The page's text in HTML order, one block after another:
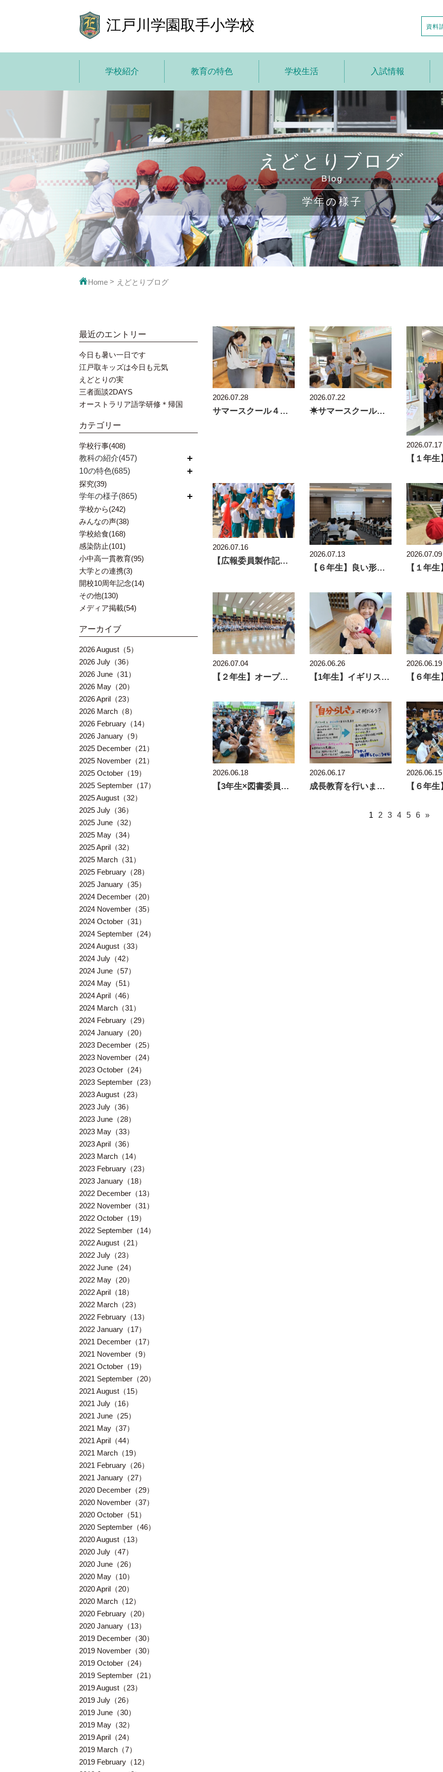
江戸川学園取手小学校 資料
学校紹介
学校紹介トップ
学校長あいさつ
基本情報
施設紹介
学費
教育の特色
教育方針
10 の特色
ICT で学びの一歩先へ
小中高一貫教育
子どもたちの声
映像で見るえどとり小
教科の紹介
学校生活
学校生活トップ
えどとり小の1日
アフタースクール
制服・制定品
学校給食
安全対策
成果・表彰
入試情報
説明会の日程
入試日程・募集要項
転・編入情報
学校案内申し込み
デジタルパンフレット
えどとりブログ
Blog
学年の様子
Home えどとりブログ
2026.07.28
サマースクール４～６年の２日目です！
2026.07.22
☀サマースクール算数の様子☀
2026.07.17
2026.07.16
【広報委員製作記事】心を1つに運動会
2026.07.13
【６年生】良い形で夏休みに入るために
2026.07.09
2026.07.04
【２年生】オープンスクール大成功！！
2026.06.26
【1年生】イギリスのくまちゃんといっしょに。
2026.06.19
2026.06.18
【3年生×図書委員会】読み語りに来てくれました！
2026.06.17
成長教育を行いました
2026.06.15
1 2 3 4 5 6 »
最近のエントリー
今日も暑い一日です
江戸取キッズは今日も元気
えどとりの実
三者面談2DAYS
オーストラリア語学研修＊帰国
カテゴリー
学校行事(408)
教科の紹介(457)
開く
10の特色(685)
開く
探究(39)
学年の様子(865)
開く
学校から(242)
みんなの声(38)
学校給食(168)
感染防止(101)
小中高一貫教育(95)
大学との連携(3)
開校10周年記念(14)
その他(130)
メディア掲載(54)
アーカイブ
2026 August（5）
2026 July（36）
2026 June（31）
2026 May（20）
2026 April（23）
2026 March（8）
2026 February（14）
2026 January（9）
2025 December（21）
2025 November（21）
2025 October（19）
2025 September（17）
2025 August（32）
2025 July（36）
2025 June（32）
2025 May（34）
2025 April（32）
2025 March（31）
2025 February（28）
2025 January（35）
2024 December（20）
2024 November（35）
2024 October（31）
2024 September（24）
2024 August（33）
2024 July（42）
2024 June（57）
2024 May（51）
2024 April（46）
2024 March（31）
2024 February（29）
2024 January（20）
2023 December（25）
2023 November（24）
2023 October（24）
2023 September（23）
2023 August（23）
2023 July（36）
2023 June（28）
2023 May（33）
2023 April（36）
2023 March（14）
2023 February（23）
2023 January（18）
2022 December（13）
2022 November（31）
2022 October（19）
2022 September（14）
2022 August（21）
2022 July（23）
2022 June（24）
2022 May（20）
2022 April（18）
2022 March（23）
2022 February（13）
2022 January（17）
2021 December（17）
2021 November（9）
2021 October（19）
2021 September（20）
2021 August（15）
2021 July（16）
2021 June（25）
2021 May（37）
2021 April（44）
2021 March（19）
2021 February（26）
2021 January（27）
2020 December（29）
2020 November（37）
2020 October（51）
2020 September（46）
2020 August（13）
2020 July（47）
2020 June（26）
2020 May（10）
2020 April（20）
2020 March（12）
2020 February（20）
2020 January（13）
2019 December（30）
2019 November（30）
2019 October（24）
2019 September（21）
2019 August（23）
2019 July（26）
2019 June（30）
2019 May（32）
2019 April（24）
2019 March（7）
2019 February（12）